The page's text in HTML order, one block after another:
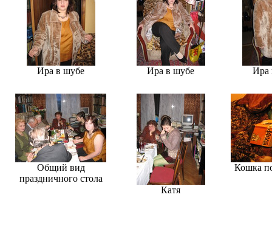
Ира в шубе Ира в шубе Ира
Общий вид
праздничного стола
Катя
Кошка